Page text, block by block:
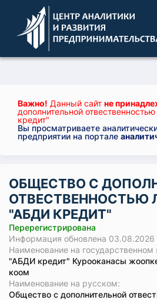
Важно! Данный сайт не
дополнительной
кредит"
Вы просматриваете
предприятии на портале
ОБЩЕСТВО С
ОТВЕСТВЕННОСТЬЮ
"АБДИ КРЕДИТ"
Перерегистрирована
Информация обновлена 03.08.2026
Наименование на государственном
"АБДИ кредит" Курооканасы
коом
Наименование на русском:
Общество с дополнительной